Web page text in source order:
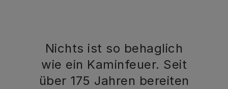
Nichts ist so behaglich
wie ein Kaminfeuer. Seit
über 175 Jahren bereiten